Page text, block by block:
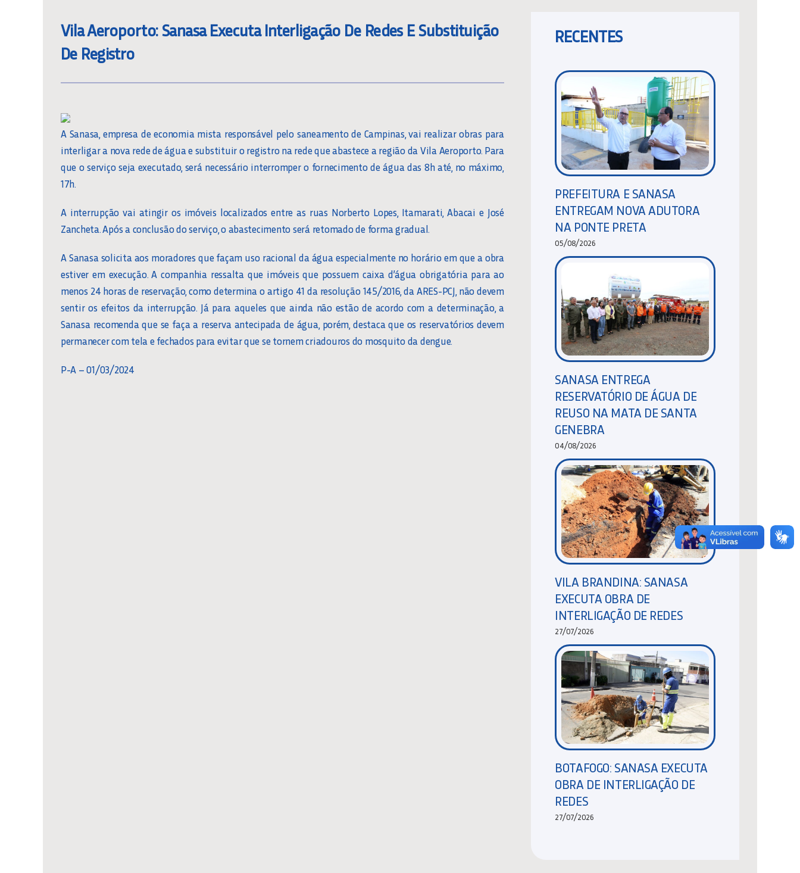
Vila Aeroporto: Sanasa Executa Interligação De Redes E Substituição
De Registro
A Sanasa, empresa de economia mista responsável pelo saneamento de Campinas, vai realizar obras para
interligar a nova rede de água e substituir o registro na rede que abastece a região da Vila Aeroporto. Para
que o serviço seja executado, será necessário interromper o fornecimento de água das 8h até, no máximo,
17h.
A interrupção vai atingir os imóveis localizados entre as ruas Norberto Lopes, Itamarati, Abacai e José
Zancheta. Após a conclusão do serviço, o abastecimento será retomado de forma gradual.
A Sanasa solicita aos moradores que façam uso racional da água especialmente no horário em que a obra
estiver em execução. A companhia ressalta que imóveis que possuem caixa d’água obrigatória para ao
menos 24 horas de reservação, como determina o artigo 41 da resolução 145/2016, da ARES-PCJ, não devem
sentir os efeitos da interrupção. Já para aqueles que ainda não estão de acordo com a determinação, a
Sanasa recomenda que se faça a reserva antecipada de água, porém, destaca que os reservatórios devem
permanecer com tela e fechados para evitar que se tornem criadouros do mosquito da dengue.
P-A – 01/03/2024
RECENTES
PREFEITURA E SANASA
ENTREGAM NOVA ADUTORA
NA PONTE PRETA
05/08/2026
SANASA ENTREGA
RESERVATÓRIO DE ÁGUA DE
REUSO NA MATA DE SANTA
GENEBRA
04/08/2026
VILA BRANDINA: SANASA
EXECUTA OBRA DE
INTERLIGAÇÃO DE REDES
27/07/2026
BOTAFOGO: SANASA EXECUTA
OBRA DE INTERLIGAÇÃO DE
REDES
27/07/2026